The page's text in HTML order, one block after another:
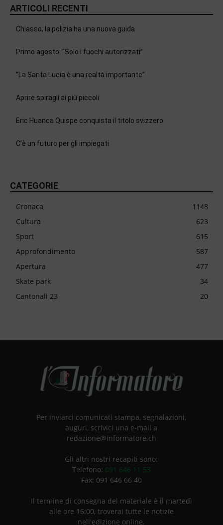
ARTICOLI RECENTI
Chiasso, la polizia ha una nuova guida
Primo agosto: “Solo i fuochi autorizzati”
“La Santa Lucia è una realtà importante”
Aprire spiragli ai più piccoli
Eric Huanca Quispe conquista il titolo svizzero
C’è un futuro per gli impiegati
CATEGORIE
Cronaca
1148
Cultura
623
Sport
615
Approfondimento
587
Apertura
477
Skate park
34
Cantonali 23
20
Per inviarci comunicati stampa, segnalazioni,
auguri, scrivici una e-mail a
redazione@informatore.ch
Gli altri nostri recapiti sono:
Telefono: 091 646 11 53
Fax: 091 646 66 40
Il termine di consegna del materiale è il martedì
alle ore 16:00, troverai tutte le notizie
nell'edizione online.